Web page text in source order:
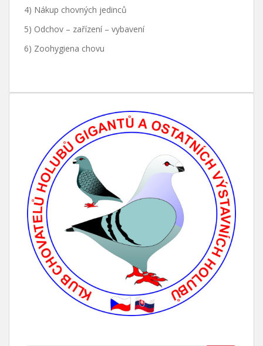
4) Nákup chovných jedinců
5) Odchov – zařízení – vybavení
6) Zoohygiena chovu